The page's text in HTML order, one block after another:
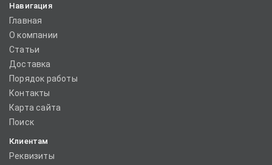
Навигация
Главная
О компании
Статьи
Доставка
Порядок работы
Контакты
Карта сайта
Поиск
Клиентам
Реквизиты